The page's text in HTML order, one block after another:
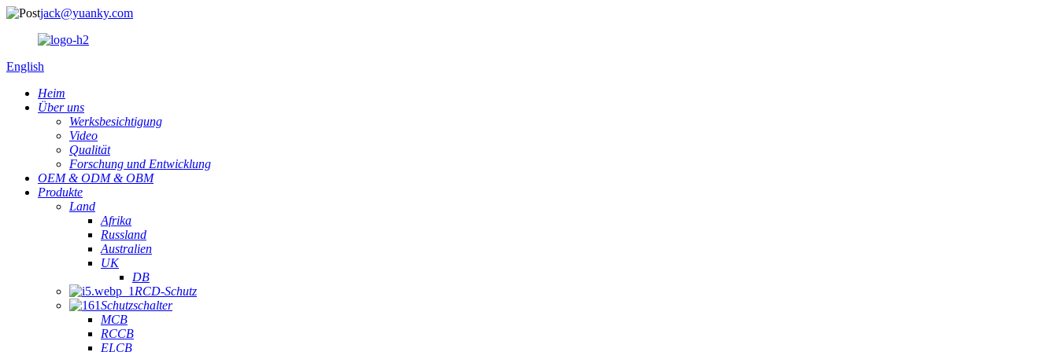
jack@yuanky.com
English
Heim
Über uns
Werksbesichtigung
Video
Qualität
Forschung und Entwicklung
OEM & ODM & OBM
Produkte
Land
Afrika
Russland
Australien
UK
DB
RCD-Schutz
Schutzschalter
MCB
RCCB
ELCB